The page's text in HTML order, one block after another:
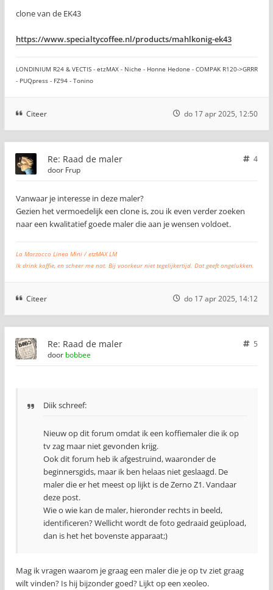
clone van de EK43
https://www.specialtycoffee.nl/products/mahlkonig-ek43
LONDINIUM R24 & VECTIS - etzMAX - Niche - Honne Hedone - COMPAK R120->GRRR
- PUQpress - FZ94 - Tonino
Citeer do 17 apr 2025, 12:50
Re: Raad de maler
4
door Frup
Vanwaar je interesse in deze maler?
Gezien het vermoedelijk een clone is, zou ik even verder zoeken
naar een kwalitatief goede maler die aan je wensen voldoet.
La Marzocco Linea Mini / etzMAX LM
Ik drink koffie, en scheer me nat. Bij voorkeur niet tegelijkertijd. Dat geeft ongelukken.
Citeer do 17 apr 2025, 14:12
Re: Raad de maler
5
door bobbee
Diik schreef:
Nieuw op dit forum omdat ik een koffiemaler die ik op
tv zag maar niet gevonden krijg.
Ook dit forum heb ik afgestruind, waaronder de
beginnersgids, maar ik ben helaas niet geslaagd. De
maler die er het meest op lijkt is de Zerno Z1. Vandaar
deze post.
Wie o wie kan de maler, hieronder rechts in beeld,
identificeren? Wellicht wordt de foto gedraaid geüpload,
dan is het het bovenste apparaat;)
Mag ik vragen waarom je graag een maler die je op tv ziet graag
wilt vinden? Is hij bijzonder goed? Lijkt op een xeoleo.